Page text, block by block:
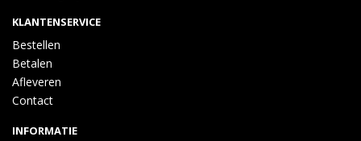
KLANTENSERVICE
Bestellen
Betalen
Afleveren
Contact
INFORMATIE